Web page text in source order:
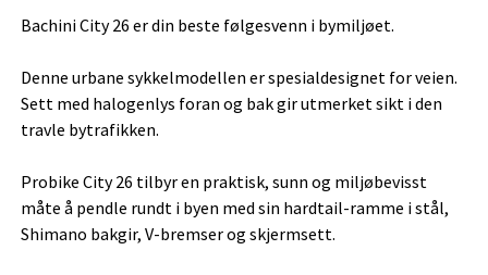
Bachini City 26 er din beste følgesvenn i bymiljøet.
Denne urbane sykkelmodellen er spesialdesignet for veien.
Sett med halogenlys foran og bak gir utmerket sikt i den
travle bytrafikken.
Probike City 26 tilbyr en praktisk, sunn og miljøbevisst
måte å pendle rundt i byen med sin hardtail-ramme i stål,
Shimano bakgir, V-bremser og skjermsett.